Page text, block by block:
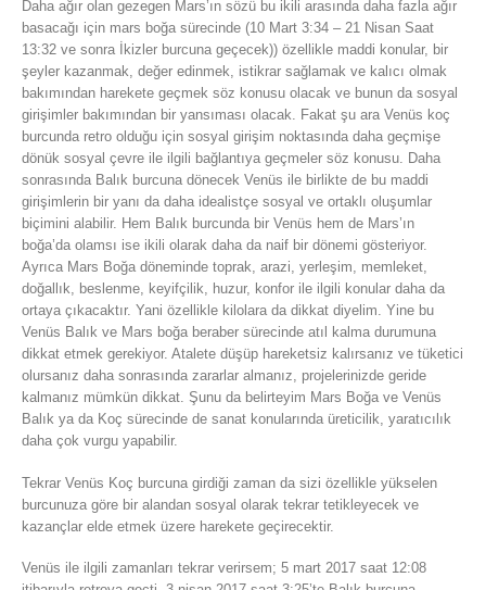
Daha ağır olan gezegen Mars’ın sözü bu ikili arasında daha fazla ağır
basacağı için mars boğa sürecinde (10 Mart 3:34 – 21 Nisan Saat
13:32 ve sonra İkizler burcuna geçecek)) özellikle maddi konular, bir
şeyler kazanmak, değer edinmek, istikrar sağlamak ve kalıcı olmak
bakımından harekete geçmek söz konusu olacak ve bunun da sosyal
girişimler bakımından bir yansıması olacak. Fakat şu ara Venüs koç
burcunda retro olduğu için sosyal girişim noktasında daha geçmişe
dönük sosyal çevre ile ilgili bağlantıya geçmeler söz konusu. Daha
sonrasında Balık burcuna dönecek Venüs ile birlikte de bu maddi
girişimlerin bir yanı da daha idealistçe sosyal ve ortaklı oluşumlar
biçimini alabilir. Hem Balık burcunda bir Venüs hem de Mars’ın
boğa’da olamsı ise ikili olarak daha da naif bir dönemi gösteriyor.
Ayrıca Mars Boğa döneminde toprak, arazi, yerleşim, memleket,
doğallık, beslenme, keyifçilik, huzur, konfor ile ilgili konular daha da
ortaya çıkacaktır. Yani özellikle kilolara da dikkat diyelim. Yine bu
Venüs Balık ve Mars boğa beraber sürecinde atıl kalma durumuna
dikkat etmek gerekiyor. Atalete düşüp hareketsiz kalırsanız ve tüketici
olursanız daha sonrasında zararlar almanız, projelerinizde geride
kalmanız mümkün dikkat. Şunu da belirteyim Mars Boğa ve Venüs
Balık ya da Koç sürecinde de sanat konularında üreticilik, yaratıcılık
daha çok vurgu yapabilir.
Tekrar Venüs Koç burcuna girdiği zaman da sizi özellikle yükselen
burcunuza göre bir alandan sosyal olarak tekrar tetikleyecek ve
kazançlar elde etmek üzere harekete geçirecektir.
Venüs ile ilgili zamanları tekrar verirsem; 5 mart 2017 saat 12:08